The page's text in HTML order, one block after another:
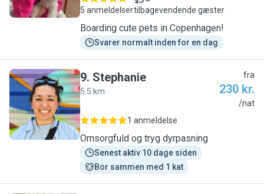
5 anmeldelsertilbagevendende gæster
Boarding cute pets in Copenhagen!
Svarer normalt inden for en dag
S
9. Stephanie
5.5 km
fra
230 kr.
/nat
1 anmeldelse
Omsorgfuld og tryg dyrpasning
Senest aktiv 10 dage siden
Bor sammen med 1 kat